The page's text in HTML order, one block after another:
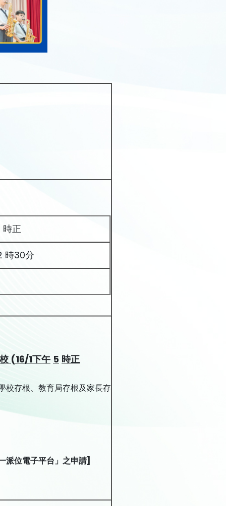
時正
時30分
(16/1下午 5 時正
校存根、教育局存根及家長存
派位電子平台」之申請]